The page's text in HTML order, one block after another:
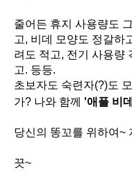
줄어든 휴지 사용량도
고, 비데 모양도 정갈하
려도 적고, 전기 사용량
고. 등등.
초보자도 숙련자(?)도
가? 나와 함께 '애플 비
당신의 똥꼬를 위하여~
끗~